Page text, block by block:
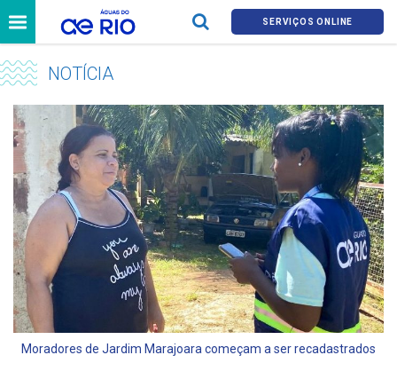
SERVIÇOS ONLINE
NOTÍCIA
Moradores de Jardim Marajoara começam a ser recadastrados